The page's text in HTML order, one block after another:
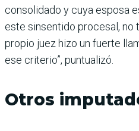
consolidado y cuya esposa
este sinsentido procesal, no
propio juez hizo un fuerte
ese criterio”, puntualizó.
Otros